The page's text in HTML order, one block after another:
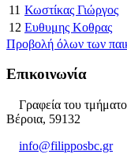
11 Κωστίκας Γιώργος
12 Ευθυμης Κοθρας
Προβολή όλων των
Επικοινωνία
Γραφεία του
Βέροια, 59132
info@filipposbc.gr